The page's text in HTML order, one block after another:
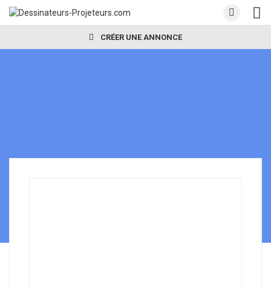
CRÉER UNE ANNONCE